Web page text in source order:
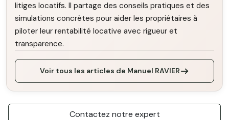
litiges locatifs. Il partage des conseils pratiques et des
simulations concrètes pour aider les propriétaires à
piloter leur rentabilité locative avec rigueur et
transparence.
Voir tous les articles de Manuel RAVIER
Contactez notre expert